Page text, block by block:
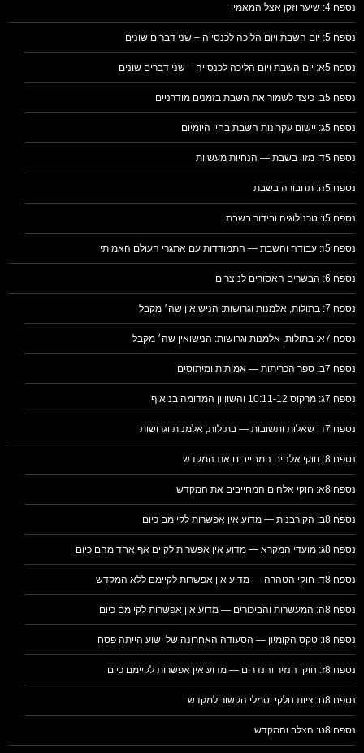
נספח 4: שיער וזקן אצל המאמין
נספח 5: יום השבת ויום הליכה לכנסייה – שני דברים שונים
נספח 5א: יום השבת ויום הליכה לכנסייה – שני דברים שונים
נספח 5ב: כיצד לשמור את השבת בזמנים מודרניים
נספח 5ג: יישום עקרונות השבת בחיי היומיום
נספח 5ד: מזון בשבת — הנחיות מעשיות
נספח 5ה: תחבורה בשבת
נספח 5ו: טכנולוגיה ובידור בשבת
נספח 5ז: עבודה והשבת — התמודדות עם אתגרי העולם האמיתי
נספח 6: הבשרים האסורים לנוצרים
נספח 7: בתולות, אלמנות וגרושות: הנישואין שה׳ מקבל
נספח 7א: בתולות, אלמנות וגרושות: הנישואין שה׳ מקבל
נספח 7ב: ספר הכריתות — אמיתות ומיתוסים
נספח 7ג: מרקוס 10:11-12 והשוויון המדומה בניאוף
נספח 7ד: שאלות ותשובות — בתולות, אלמנות וגרושות
נספח 8: חוקי אלהים המחייבים את המקדש
נספח 8א: חוקי אלהים המחייבים את המקדש
נספח 8ב: הקורבנות — מדוע אין אפשרות לקיימם כיום
נספח 8ג: מועדי המקרא — מדוע אין אפשרות לקיים אף אחד מהם כיום
נספח 8ד: חוקי הטהרה — מדוע אין אפשרות לקיימם ללא המקדש
נספח 8ה: המעשרות והביכורים — מדוע אין אפשרות לקיימם כיום
נספח 8ו: טקס הקומיון — הסעודה האחרונה של ישוע הייתה פסח
נספח 8ז: חוקי הנזיר והנדרים — מדוע אין אפשרות לקיימם כיום
נספח 8ח: ציות חלקי וסמלי הקשור למקדש
נספח 8ט: הצלב והמקדש